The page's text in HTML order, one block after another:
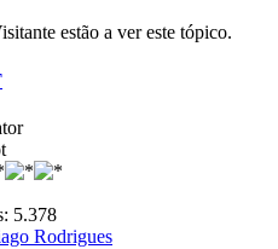
estão a ver este tópico.
5.378